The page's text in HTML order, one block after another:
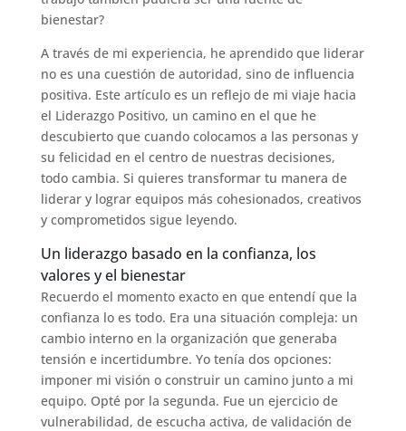
bienestar?
A través de mi experiencia, he aprendido que liderar
no es una cuestión de autoridad, sino de influencia
positiva. Este artículo es un reflejo de mi viaje hacia
el Liderazgo Positivo, un camino en el que he
descubierto que cuando colocamos a las personas y
su felicidad en el centro de nuestras decisiones,
todo cambia. Si quieres transformar tu manera de
liderar y lograr equipos más cohesionados, creativos
y comprometidos sigue leyendo.
Un liderazgo basado en la confianza, los
valores y el bienestar
Recuerdo el momento exacto en que entendí que la
confianza lo es todo. Era una situación compleja: un
cambio interno en la organización que generaba
tensión e incertidumbre. Yo tenía dos opciones:
imponer mi visión o construir un camino junto a mi
equipo. Opté por la segunda. Fue un ejercicio de
vulnerabilidad, de escucha activa, de validación de